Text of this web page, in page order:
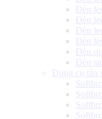
Đèn
Đèn
Đèn
Đèn
Đèn
Đèn
Dụng cụ tản